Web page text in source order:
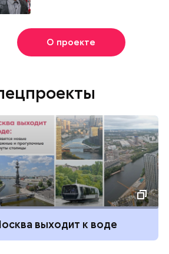
О проекте
выходит к воде